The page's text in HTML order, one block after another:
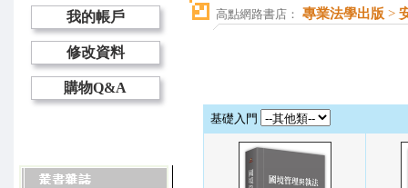
我的帳戶
修改資料
購物Q&A
高點網路書店： 專業法學出版 >
基礎入門